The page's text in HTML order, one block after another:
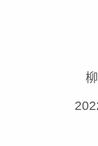
202